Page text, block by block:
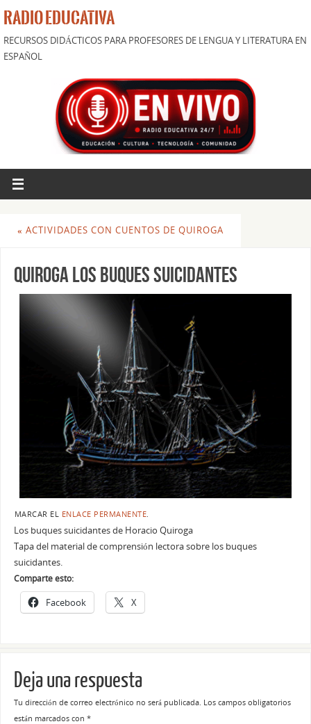
RADIO EDUCATIVA
RECURSOS DIDÁCTICOS PARA PROFESORES DE LENGUA Y LITERATURA EN
ESPAÑOL
« ACTIVIDADES CON CUENTOS DE QUIROGA
Quiroga Los buques suicidantes
MARCAR EL ENLACE PERMANENTE.
Los buques suicidantes de Horacio Quiroga
Tapa del material de comprensión lectora sobre los buques
suicidantes.
Comparte esto:
Facebook X
Deja una respuesta
Tu dirección de correo electrónico no será publicada. Los campos obligatorios
están marcados con *